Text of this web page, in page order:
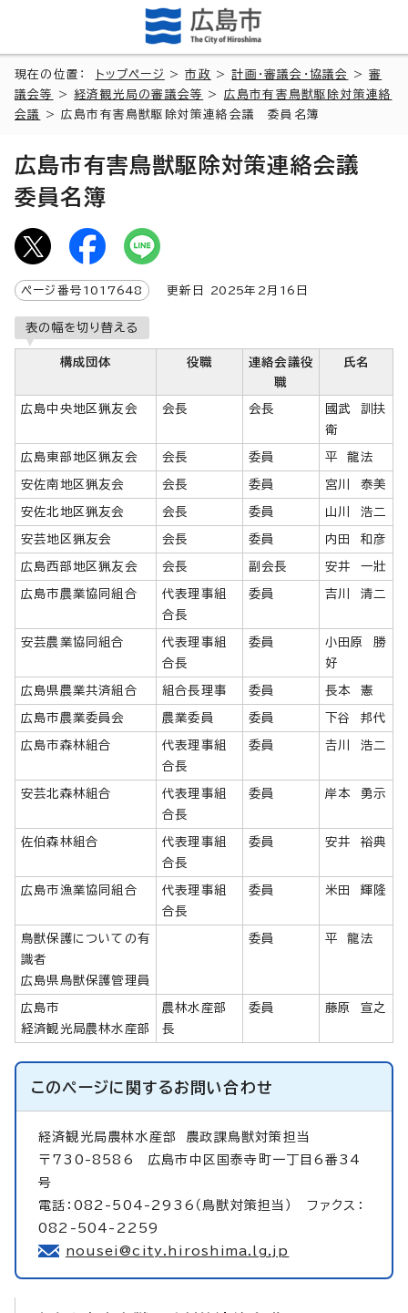
現在の位置： トップページ >市政 >計画・審議会・協議会 >審
議会等
>経済観光局の審議会等 > 広島市有害鳥獣駆除対策連絡
会議
> 広島市有害鳥獣駆除対策連絡会議 委員名簿
広島市有害鳥獣駆除対策連絡会議
委員名簿
ページ番号 1017648 更新日 2025年2月 16 日
表の幅を切り替える
構成団体 役職
連絡会議役
職
氏名
広島中央地区猟友会 会長 会長
國武 訓扶
衛
広島東部地区猟友会 会長 委員 平 龍法
安佐南地区猟友会 会長 委員 宮川 泰美
安佐北地区猟友会 会長 委員 山川 浩二
安芸地区猟友会 会長 委員 内田 和彦
広島西部地区猟友会 会長 副会長 安井 一壯
広島市農業協同組合
代表理事組
合長
委員 吉川 清二
安芸農業協同組合
代表理事組
合長
委員
小田原 勝
好
広島県農業共済組合 組合長理事 委員 長本 憲
広島市農業委員会 農業委員 委員 下谷 邦代
広島市森林組合
代表理事組
合長
委員 𠮷川 浩二
安芸北森林組合
代表理事組
合長
委員 岸本 勇示
佐伯森林組合
代表理事組
合長
委員 安井 裕典
広島市漁業協同組合
代表理事組
合長
委員 米田 輝隆
鳥獣保護についての有
識者
広島県鳥獣保護管理員
委員 平 龍法
広島市
経済観光局農林水産部
農林水産部
長
委員 藤原 宣之
このページに関するお問い合わせ
経済観光局農林水産部 農政課鳥獣対策担当
〒730-8586 広島市中区国泰寺町一丁目6番34
号
電話：082-504-2936（鳥獣対策担当） ファクス：
082-504-2259
nousei@city.hiroshima.lg.jp